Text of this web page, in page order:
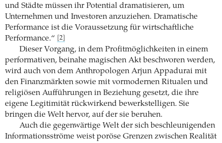
und Städte müssen ihr Potential dramatisieren, um
Unternehmen und Investoren anzuziehen. Dramatische
Performance ist die Voraussetzung für wirtschaftliche
Performance.“
[2]
Dieser Vorgang, in dem Profitmöglichkeiten in einem
performativen, beinahe magischen Akt beschworen werden,
wird auch von dem Anthropologen Arjun Appadurai mit
den Finanzmärkten sowie mit vormodernen Ritualen und
religiösen Aufführungen in Beziehung gesetzt, die ihre
eigene Legitimität rückwirkend bewerkstelligen. Sie
bringen die Welt hervor, auf der sie beruhen.
Auch die gegenwärtige Welt der sich beschleunigenden
Informationsströme weist poröse Grenzen zwischen Realität